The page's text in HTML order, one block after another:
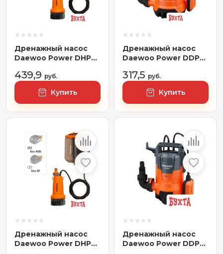
Дренажный насос
Daewoo Power DHP
439,9 руб.
Купить
Дренажный насос
Daewoo Power DDP
317,5 руб.
Купить
Дренажный насос
Daewoo Power DHP
Дренажный насос
Daewoo Power DDP